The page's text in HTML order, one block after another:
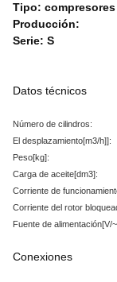
Tipo:
Producción:
Serie: S
Datos técnicos
Número de cilindros:
El desplazamiento[m3/h]]:
Peso[kg]:
Carga de aceite[dm3]:
Corriente de
Corriente del rotor
Fuente de alimentación[V/
Conexiones